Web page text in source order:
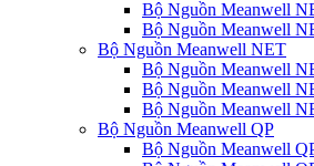
Bộ Nguồn Meanwell
Bộ Nguồn Meanwell
Bộ Nguồn Meanwell NET
Bộ Nguồn Meanwell
Bộ Nguồn Meanwell
Bộ Nguồn Meanwell
Bộ Nguồn Meanwell QP
Bộ Nguồn Meanwell